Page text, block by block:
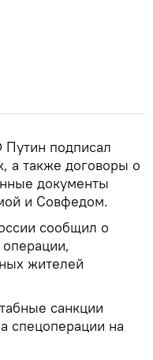
подписал
а также договоры о
документы
и Совфедом.
сообщил о
жителей
санкции
спецоперации на